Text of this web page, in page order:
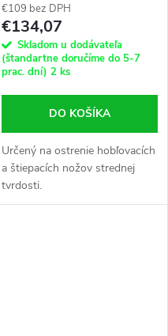
€109 bez DPH
€134,07
Skladom u dodávateľa
(štandartne doručíme do 5-7
prac. dní) 2 ks
DO KOŠÍKA
Určený na ostrenie hobľovacích
a štiepacích nožov strednej
tvrdosti.